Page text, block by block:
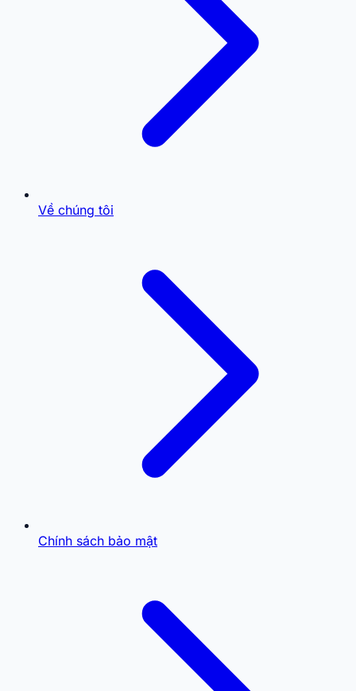
Về chúng tôi
Chính sách bảo mật